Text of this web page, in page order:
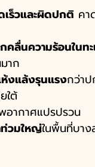
เร็วและผิดปกติ คา
คลื่นความร้อนในทะ
าก
งแล้งรุนแรงกว่าป
ใต้
อากาศแปรปรวน
วมใหญ่ในพื้นที่บาง